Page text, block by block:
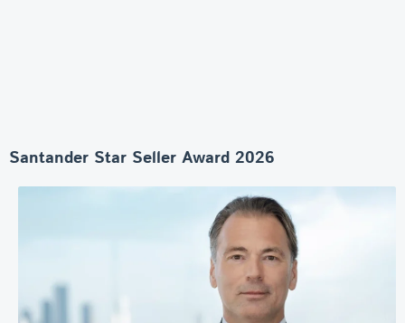
Santander Star Seller Award 2026